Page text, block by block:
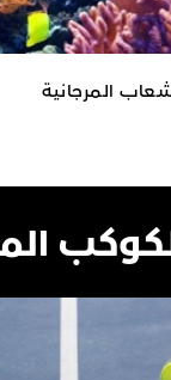
المرجانية